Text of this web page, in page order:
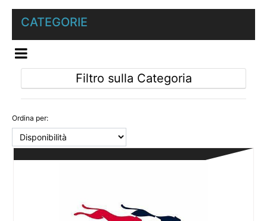
CATEGORIE
OPEN MENU
Filtro sulla Categoria
Ordina per: